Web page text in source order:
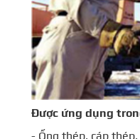
Được ứng dụng
- Ống thép, cáp